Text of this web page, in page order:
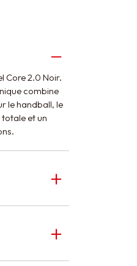
Core 2.0 Noir.
combine
le handball, le
et un